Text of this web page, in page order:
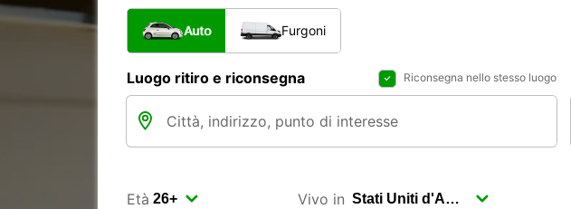
Auto Furgoni
Luogo ritiro e riconsegna Riconsegna nello stesso luogo
Età Vivo in